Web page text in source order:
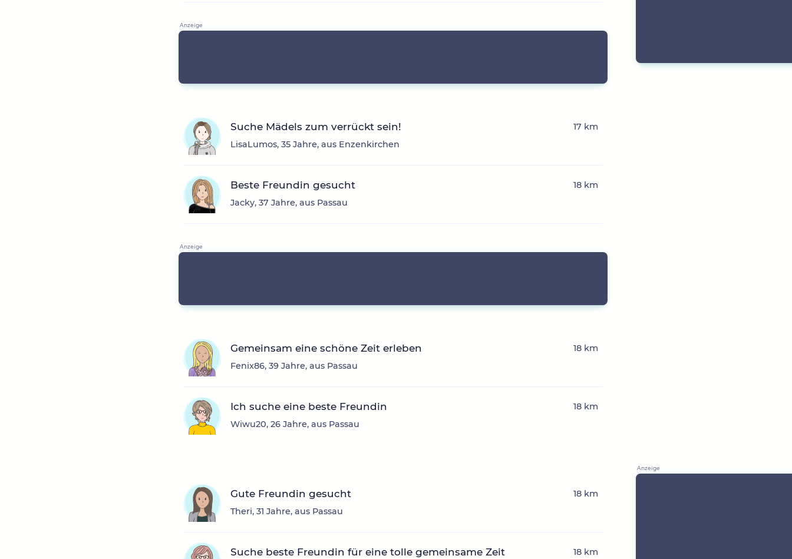
Suche Mädels zum verrückt sein!
LisaLumos, 35 Jahre, aus Enzenkirchen
17 km
Beste Freundin gesucht
Jacky, 37 Jahre, aus Passau
18 km
Gemeinsam eine schöne Zeit erleben
Fenix86, 39 Jahre, aus Passau
18 km
Ich suche eine beste Freundin
Wiwu20, 26 Jahre, aus Passau
18 km
Gute Freundin gesucht
Theri, 31 Jahre, aus Passau
18 km
Suche beste Freundin für eine tolle gemeinsame Zeit 18 km